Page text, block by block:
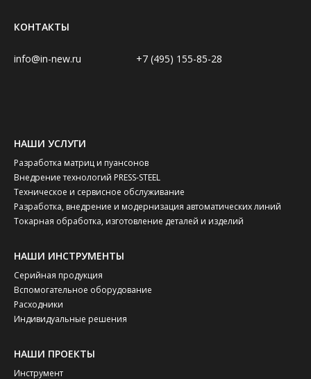
НАШИ УСЛУГИ
Разработка матриц и пуансонов
Внедрение технологий PRESS-STEEL
Техническое и сервисное обслуживание
Разработка, внедрение и модернизация автоматических линий
Токарная обработка, изготовление деталей и изделий
НАШИ ИНСТРУМЕНТЫ
Серийная продукция
Вспомогательное оборудование
Расходники
Индивидуальные решения
НАШИ ПРОЕКТЫ
Инструмент
КОНТАКТЫ
+7 (495) 155-85-28
info@in-new.ru